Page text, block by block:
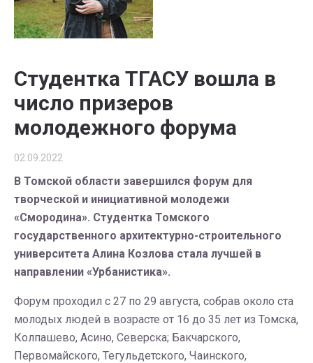
Студентка ТГАСУ вошла в
число призеров
молодежного форума
02.09.2022
В Томской области завершился форум для
творческой и инициативной молодежи
«Смородина». Студентка Томского
государственного архитектурно-строительного
университета Алина Козлова стала лучшей в
направлении «Урбанистика».
Форум проходил с 27 по 29 августа, собрав около ста
молодых людей в возрасте от 16 до 35 лет из Томска,
Колпашево, Асино, Северска; Бакчарского,
Первомайского, Тегульдетского, Чаинского,